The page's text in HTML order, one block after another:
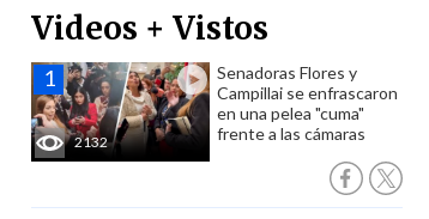
Videos + Vistos
2132
Senadoras Flores y
Campillai se enfrascaron
en una pelea "cuma"
frente a las cámaras